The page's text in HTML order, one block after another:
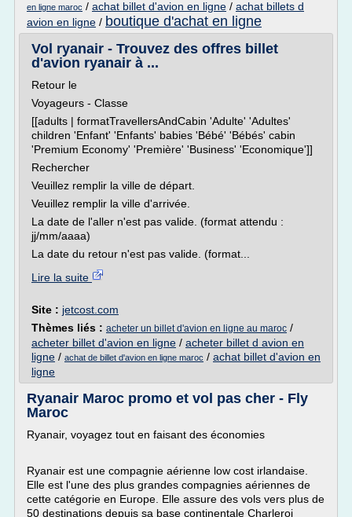
en ligne maroc / achat billet d'avion en ligne / achat billets d
avion en ligne / boutique d'achat en ligne
Vol ryanair - Trouvez des offres billet
d'avion ryanair à ...
Retour le
Voyageurs - Classe
[[adults | formatTravellersAndCabin 'Adulte' 'Adultes'
children 'Enfant' 'Enfants' babies 'Bébé' 'Bébés' cabin
'Premium Economy' 'Première' 'Business' 'Economique']]
Rechercher
Veuillez remplir la ville de départ.
Veuillez remplir la ville d'arrivée.
La date de l'aller n'est pas valide. (format attendu :
jj/mm/aaaa)
La date du retour n'est pas valide. (format...
Lire la suite
Site : jetcost.com
Thèmes liés : acheter un billet d'avion en ligne au maroc /
acheter billet d'avion en ligne / acheter billet d avion en
ligne / achat de billet d'avion en ligne maroc / achat billet d'avion en
ligne
Ryanair Maroc promo et vol pas cher - Fly
Maroc
Ryanair, voyagez tout en faisant des économies
Ryanair est une compagnie aérienne low cost irlandaise.
Elle est l'une des plus grandes compagnies aériennes de
cette catégorie en Europe. Elle assure des vols vers plus de
50 destinations depuis sa base continentale Charleroi